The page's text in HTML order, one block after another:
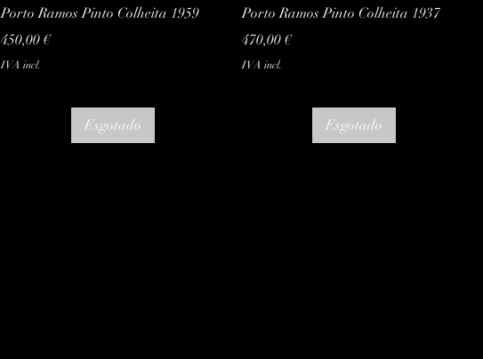
Visualização rápida
Porto Ramos Pinto Colheita 1959
Preço
450,00 €
IVA incl.
Esgotado
Visualização rápida
Porto Ramos Pinto Colheita 1937
Preço
470,00 €
IVA incl.
Esgotado